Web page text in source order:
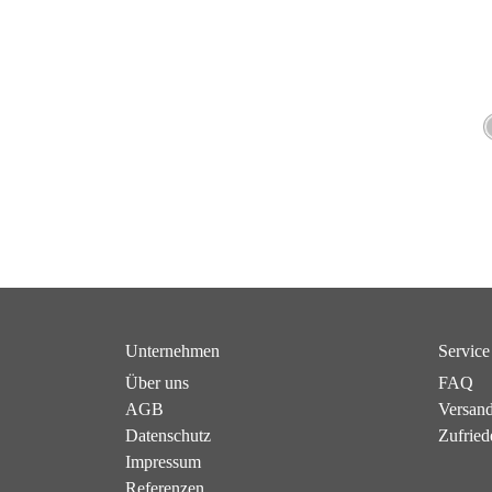
Unternehmen
Über uns
AGB
Datenschutz
Impressum
Referenzen
FAQ